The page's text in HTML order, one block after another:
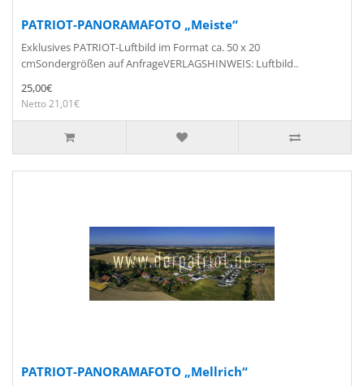
PATRIOT-PANORAMAFOTO „Meiste“
Exklusives PATRIOT-Luftbild im Format ca. 50 x 20
cmSondergrößen auf AnfrageVERLAGSHINWEIS: Luftbild..
25,00€
Netto 21,01€
PATRIOT-PANORAMAFOTO „Mellrich“